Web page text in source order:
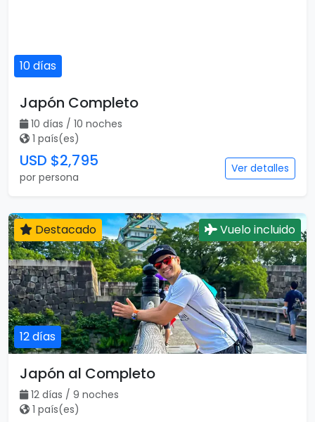
10 días
Japón Completo
10 días / 10 noches
1 país(es)
USD $2,795
por persona
Ver detalles
12 días
Destacado Vuelo incluido
Japón al Completo
12 días / 9 noches
1 país(es)